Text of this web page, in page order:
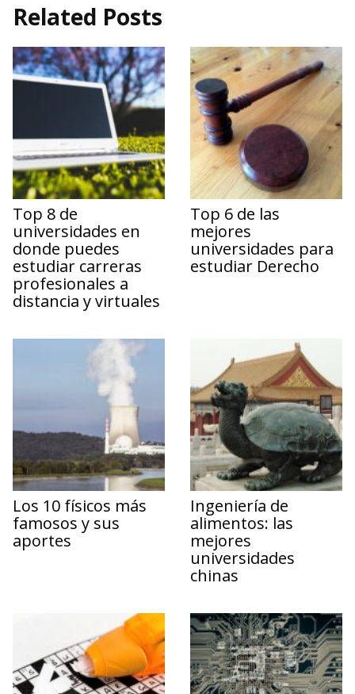
Related Posts
Top 8 de
universidades en
donde puedes
estudiar carreras
profesionales a
distancia y virtuales
Top 6 de las
mejores
universidades para
estudiar Derecho
Los 10 físicos más
famosos y sus
aportes
Ingeniería de
alimentos: las
mejores
universidades
chinas